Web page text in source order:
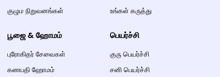
குழும நிறுவனங்கள்
உங்கள் கருத்து
பூஜை & ஹோமம்
புரோகிதர் சேவைகள்
கணபதி ஹோமம்
பெயர்ச்சி
குரு பெயர்ச்சி
சனி பெயர்ச்சி